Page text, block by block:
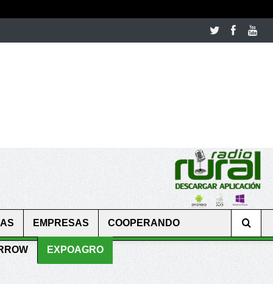
EMPRESAS COOPERANDO
EXPOAGRO